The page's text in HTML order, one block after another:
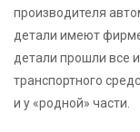
производителя
детали имеют
детали прошли все
транспортного
и у «родной» части.